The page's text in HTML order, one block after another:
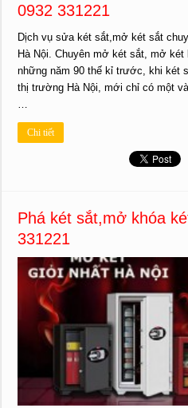
0932 331221
Dịch vụ sửa két sắt,mở két sắt
Hà Nội. Chuyên mở két sắt, mở
những năm 90 thế kỉ trước, khi két
thị trường Hà Nội, mới chỉ có một
…
Chi tiết
Phá két sắt,mở khóa
331221